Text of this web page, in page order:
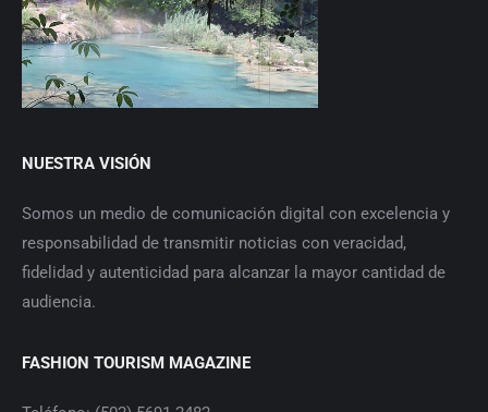
NUESTRA VISIÓN
Somos un medio de comunicación digital con excelencia y
responsabilidad de transmitir noticias con veracidad,
fidelidad y autenticidad para alcanzar la mayor cantidad de
audiencia.
FASHION TOURISM MAGAZINE